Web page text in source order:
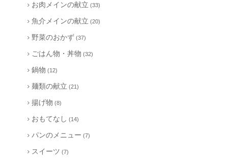
お肉メインの献立 (33)
魚介メインの献立 (20)
野菜のおかず (37)
ごはん物・丼物 (32)
鍋物 (12)
麺類の献立 (21)
揚げ物 (8)
おもてなし (14)
パンのメニュー (7)
スイーツ (7)